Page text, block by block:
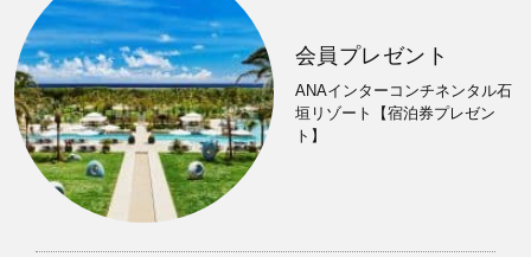
会員プレゼント
ANAインターコンチネンタル石
垣リゾート【宿泊券プレゼン
ト】